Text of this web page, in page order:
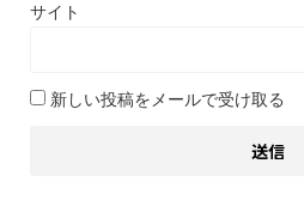
サイト
新しい投稿をメールで受け取る